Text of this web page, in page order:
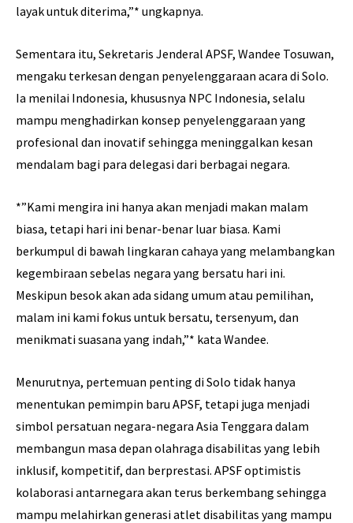
layak untuk diterima,”* ungkapnya.
Sementara itu, Sekretaris Jenderal APSF, Wandee Tosuwan,
mengaku terkesan dengan penyelenggaraan acara di Solo.
Ia menilai Indonesia, khususnya NPC Indonesia, selalu
mampu menghadirkan konsep penyelenggaraan yang
profesional dan inovatif sehingga meninggalkan kesan
mendalam bagi para delegasi dari berbagai negara.
*”Kami mengira ini hanya akan menjadi makan malam
biasa, tetapi hari ini benar-benar luar biasa. Kami
berkumpul di bawah lingkaran cahaya yang melambangkan
kegembiraan sebelas negara yang bersatu hari ini.
Meskipun besok akan ada sidang umum atau pemilihan,
malam ini kami fokus untuk bersatu, tersenyum, dan
menikmati suasana yang indah,”* kata Wandee.
Menurutnya, pertemuan penting di Solo tidak hanya
menentukan pemimpin baru APSF, tetapi juga menjadi
simbol persatuan negara-negara Asia Tenggara dalam
membangun masa depan olahraga disabilitas yang lebih
inklusif, kompetitif, dan berprestasi. APSF optimistis
kolaborasi antarnegara akan terus berkembang sehingga
mampu melahirkan generasi atlet disabilitas yang mampu